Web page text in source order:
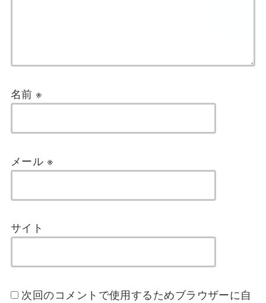
名前 ※
メール ※
サイト
次回のコメントで使用するためブラウザーに自